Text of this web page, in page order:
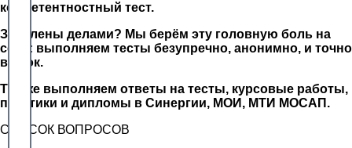
компетентностный тест.
Завалены делами? Мы берём эту головную боль на
себя: выполняем тесты безупречно, анонимно, и точно
в срок.
Так же выполняем ответы на тесты, курсовые работы,
практики и дипломы в Синергии, МОИ, МТИ МОСАП.
СПИСОК ВОПРОСОВ